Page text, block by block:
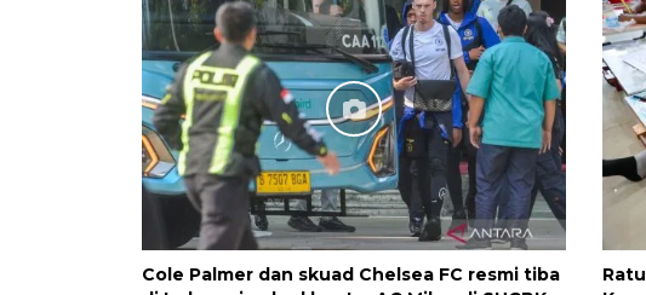
Cole Palmer dan skuad Chelsea FC resmi tiba